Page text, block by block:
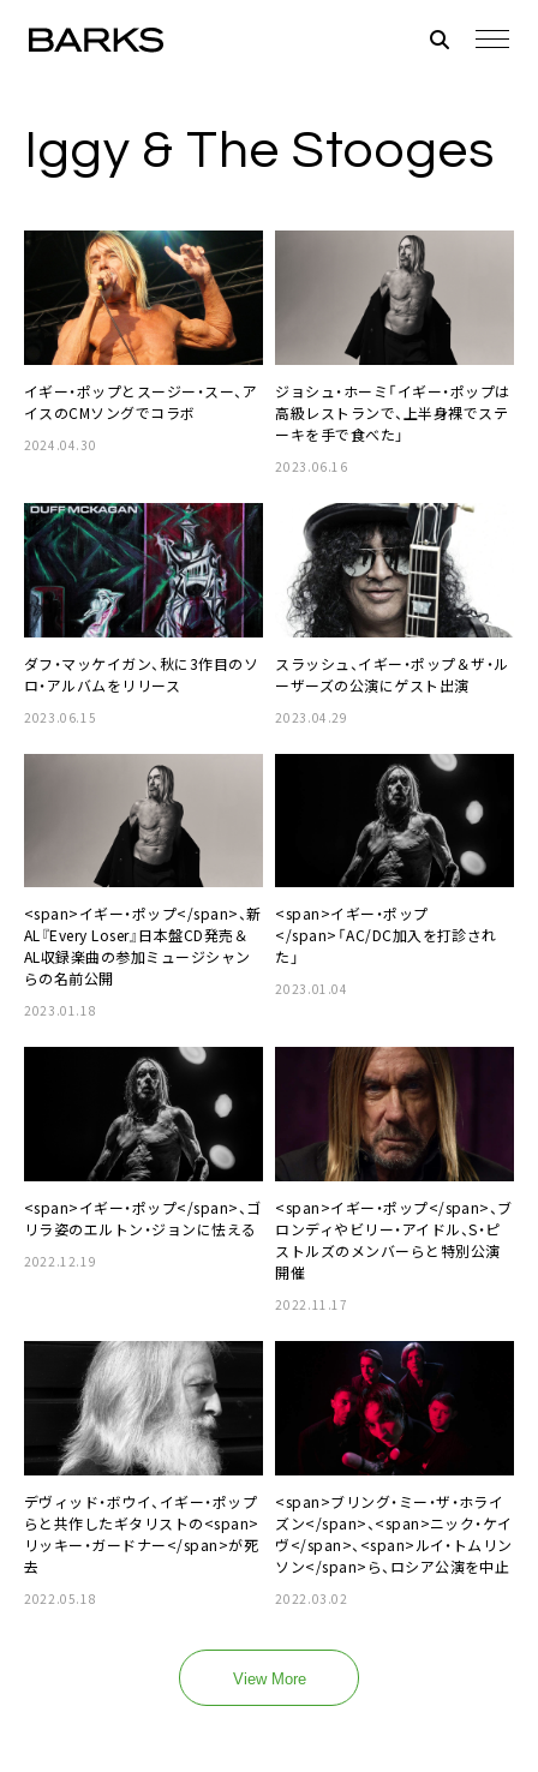
Iggy & The Stooges
イギー・ポップとスージー・スー、ア
イスのCMソングでコラボ
2024.04.30
ジョシュ・ホーミ「イギー・ポップは
高級レストランで、上半身裸でステ
ーキを手で食べた」
2023.06.16
ダフ・マッケイガン、秋に3作目のソ
ロ・アルバムをリリース
2023.06.15
スラッシュ、イギー・ポップ＆ザ・ル
ーザーズの公演にゲスト出演
2023.04.29
<span>イギー・ポップ</span>、新
AL『Every Loser』日本盤CD発売＆
AL収録楽曲の参加ミュージシャン
らの名前公開
2023.01.18
<span>イギー・ポップ
</span>「AC/DC加入を打診され
た」
2023.01.04
<span>イギー・ポップ</span>、ゴ
リラ姿のエルトン・ジョンに怯える
2022.12.19
<span>イギー・ポップ</span>、ブ
ロンディやビリー・アイドル、S・ピ
ストルズのメンバーらと特別公演
開催
2022.11.17
デヴィッド・ボウイ、イギー・ポップ
らと共作したギタリストの<span>
リッキー・ガードナー</span>が死
去
2022.05.18
<span>ブリング・ミー・ザ・ホライ
ズン</span>、<span>ニック・ケイ
ヴ</span>、<span>ルイ・トムリン
ソン</span>ら、ロシア公演を中止
2022.03.02
View More